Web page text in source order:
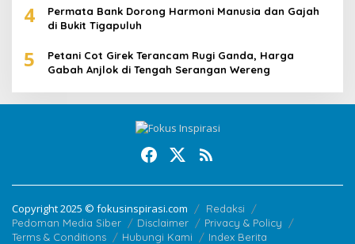
4
Permata Bank Dorong Harmoni Manusia dan Gajah
di Bukit Tigapuluh
5
Petani Cot Girek Terancam Rugi Ganda, Harga
Gabah Anjlok di Tengah Serangan Wereng
Copyright 2025 © fokusinspirasi.com
Redaksi
Pedoman Media Siber
Disclaimer
Privacy & Policy
Terms & Conditions
Hubungi Kami Index Berita